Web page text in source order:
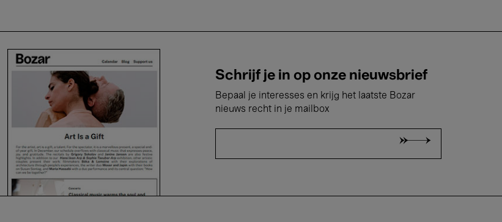
Schrijf je in op onze nieuwsbrief
Bepaal je interesses en krijg het laatste Bozar
nieuws recht in je mailbox